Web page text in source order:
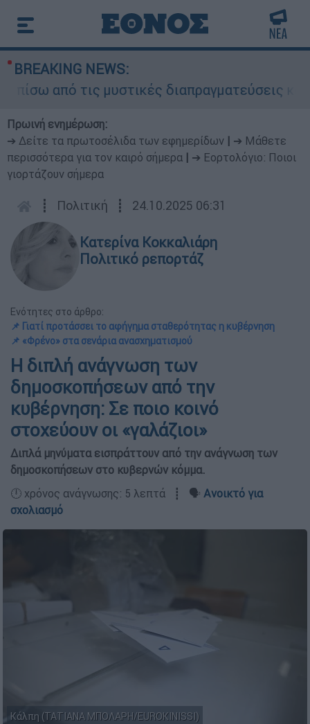
BREAKING NEWS:
από τις μυστικές διαπραγματεύσεις και
Πρωινή ενημέρωση:
➔ Δείτε τα πρωτοσέλιδα των εφημερίδων
➔ Μάθετε
περισσότερα για τον καιρό σήμερα
➔ Εορτολόγιο: Ποιοι
γιορτάζουν σήμερα
┋ Πολιτική ┋ 24.10.2025 06:31
Κατερίνα Κοκκαλιάρη
Πολιτικό ρεπορτάζ
Ενότητες στο άρθρο:
📌 Γιατί προτάσσει το αφήγημα σταθερότητας η κυβέρνηση
📌 «Φρένο» στα σενάρια ανασχηματισμού
Η διπλή ανάγνωση των
δημοσκοπήσεων από την
κυβέρνηση: Σε ποιο κοινό
στοχεύουν οι «γαλάζιοι»
Διπλά μηνύματα εισπράττουν από την ανάγνωση των
δημοσκοπήσεων στο κυβερνών κόμμα.
🕛 χρόνος ανάγνωσης: 5 λεπτά ┋ 🗣️ Ανοικτό για
σχολιασμό
Κάλπη (ΤΑΤΙΑΝΑ ΜΠΟΛΑΡΗ/EUROKINISSI)